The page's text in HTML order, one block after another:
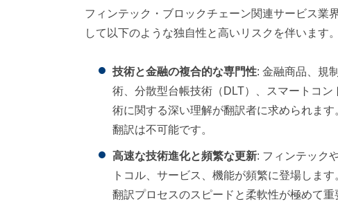
フィンテック・ブロックチェーン関連サービス業
して以下のような独自性と高いリスクを伴います。
技術と金融の複合的な専門性: 金融商品、規
術、分散型台帳技術（DLT）、スマートコ
術に関する深い理解が翻訳者に求められま
翻訳は不可能です。
高速な技術進化と頻繁な更新: フィンテック
トコル、サービス、機能が頻繁に登場しま
翻訳プロセスのスピードと柔軟性が極めて重